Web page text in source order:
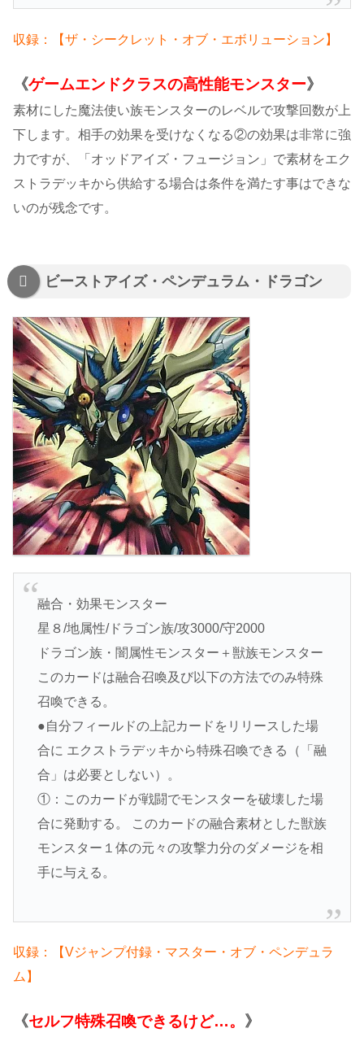
収録：【ザ・シークレット・オブ・エボリューション】
《ゲームエンドクラスの高性能モンスター》
素材にした魔法使い族モンスターのレベルで攻撃回数が上
下します。相手の効果を受けなくなる②の効果は非常に強
力ですが、「オッドアイズ・フュージョン」で素材をエク
ストラデッキから供給する場合は条件を満たす事はできな
いのが残念です。
ビーストアイズ・ペンデュラム・ドラゴン
融合・効果モンスター
星８/地属性/ドラゴン族/攻3000/守2000
ドラゴン族・闇属性モンスター＋獣族モンスター
このカードは融合召喚及び以下の方法でのみ特殊
召喚できる。
●自分フィールドの上記カードをリリースした場
合に エクストラデッキから特殊召喚できる（「融
合」は必要としない）。
①：このカードが戦闘でモンスターを破壊した場
合に発動する。 このカードの融合素材とした獣族
モンスター１体の元々の攻撃力分のダメージを相
手に与える。
収録：【Vジャンプ付録・マスター・オブ・ペンデュラ
ム】
《セルフ特殊召喚できるけど…。 》